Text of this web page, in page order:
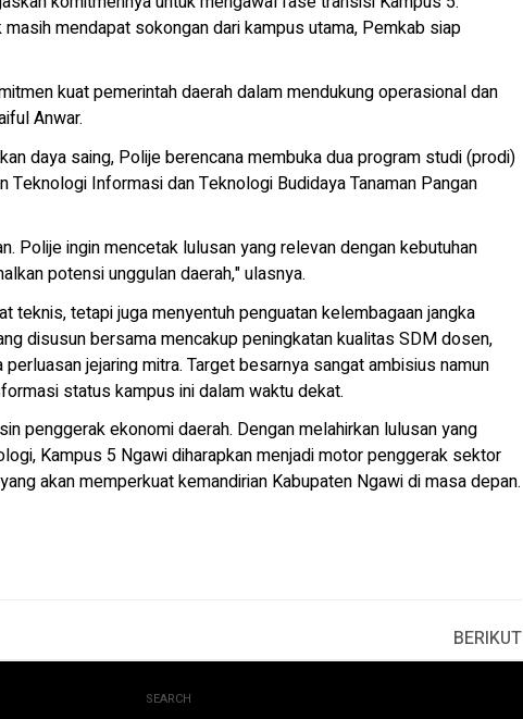
mendapat sokongan dari kampus utama, Pemkab siap
kuat pemerintah daerah dalam mendukung operasional dan
Anwar.
daya saing, Polije berencana membuka dua program studi (prodi)
Teknologi Informasi dan Teknologi Budidaya Tanaman Pangan
Polije ingin mencetak lulusan yang relevan dengan kebutuhan
potensi unggulan daerah," ulasnya.
teknis, tetapi juga menyentuh penguatan kelembagaan jangka
disusun bersama mencakup peningkatan kualitas SDM dosen,
jejaring mitra. Target besarnya sangat ambisius namun
status kampus ini dalam waktu dekat.
penggerak ekonomi daerah. Dengan melahirkan lulusan yang
Kampus 5 Ngawi diharapkan menjadi motor penggerak sektor
akan memperkuat kemandirian Kabupaten Ngawi di masa depan.
BERIKUT
SEARCH